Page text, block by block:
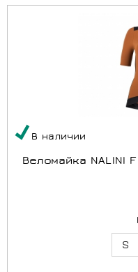
В наличии
Веломайка NALINI
S